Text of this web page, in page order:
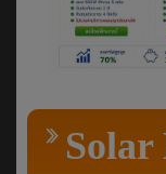
Solar